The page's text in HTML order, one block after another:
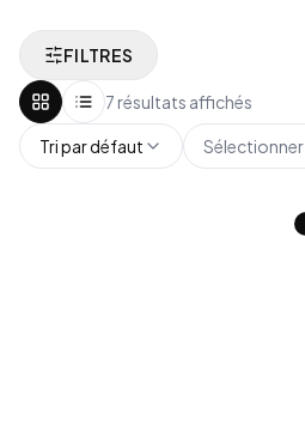
FILTRES
7 résultats affichés
Tri par défaut Sélectionner